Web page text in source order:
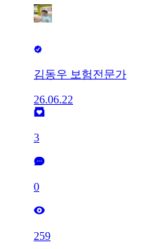
김동우 보험전문가
26.06.22
3
0
259